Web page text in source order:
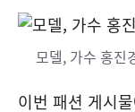
모델, 가수 홍진
이번 패션 게시